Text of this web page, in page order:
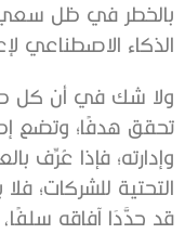
بالخطر في ظل سعي
الذكاء الاصطناعي
ولا شك في أن كل
تحقق هدفًا؛ وتضع
وإدارته؛ فإذا عُرِّف
التحتية للشركات؛
قد حدَّدَا آفاقه سلفًا،